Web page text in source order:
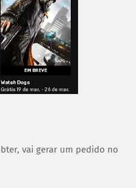
vai gerar um pedido no